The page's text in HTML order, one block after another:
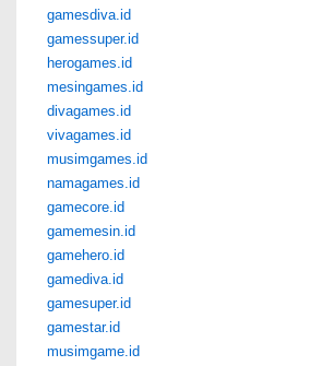
gamesdiva.id
gamessuper.id
herogames.id
mesingames.id
divagames.id
vivagames.id
musimgames.id
namagames.id
gamecore.id
gamemesin.id
gamehero.id
gamediva.id
gamesuper.id
gamestar.id
musimgame.id